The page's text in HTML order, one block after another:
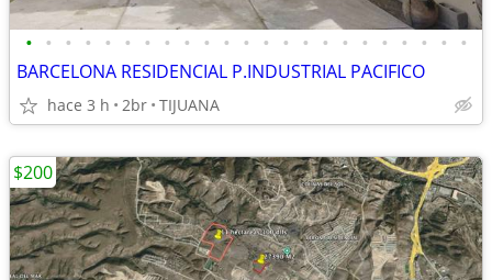
• • • • • • • • • • • • • • • • • • • • • • •
BARCELONA RESIDENCIAL P.INDUSTRIAL PACIFICO
hace 3 h 2br TIJUANA
$200